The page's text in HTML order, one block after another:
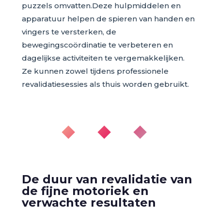
puzzels omvatten.Deze hulpmiddelen en
apparatuur helpen de spieren van handen en
vingers te versterken, de
bewegingscoördinatie te verbeteren en
dagelijkse activiteiten te vergemakkelijken.
Ze kunnen zowel tijdens professionele
revalidatiesessies als thuis worden gebruikt.
◆ ◆ ◆
De duur van revalidatie van
de fijne motoriek en
verwachte resultaten